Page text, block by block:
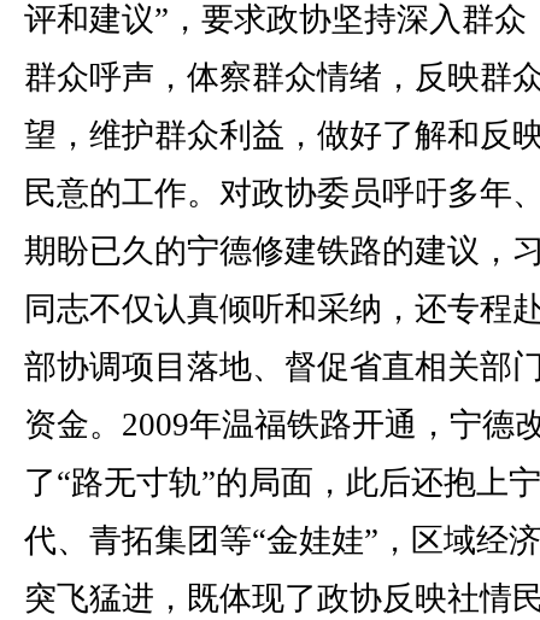
评和建议”，要求政协坚持深入群众
群众呼声，体察群众情绪，反映群
望，维护群众利益，做好了解和反
民意的工作。对政协委员呼吁多年
期盼已久的宁德修建铁路的建议，
同志不仅认真倾听和采纳，还专程
部协调项目落地、督促省直相关部
资金。2009年温福铁路开通，宁德
了“路无寸轨”的局面，此后还抱上
代、青拓集团等“金娃娃”，区域经
突飞猛进，既体现了政协反映社情